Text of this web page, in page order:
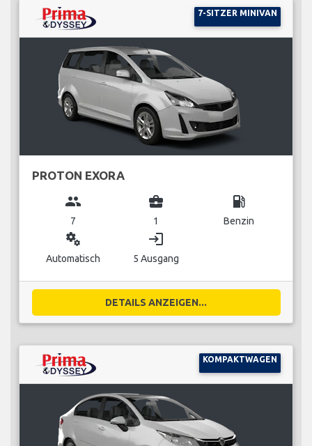
7-SITZER MINIVAN
PROTON EXORA
group
7
business_center
1
local_gas_station
Benzin
miscellaneous_services
Automatisch
login
5 Ausgang
DETAILS ANZEIGEN...
KOMPAKTWAGEN